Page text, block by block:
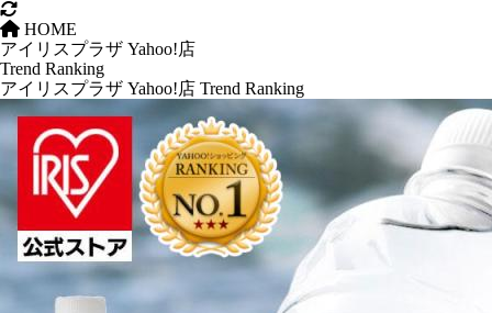
HOME
アイリスプラザ Yahoo!店
Trend Ranking
アイリスプラザ Yahoo!店 Trend Ranking